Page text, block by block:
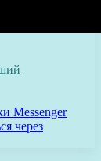
Messenger
через